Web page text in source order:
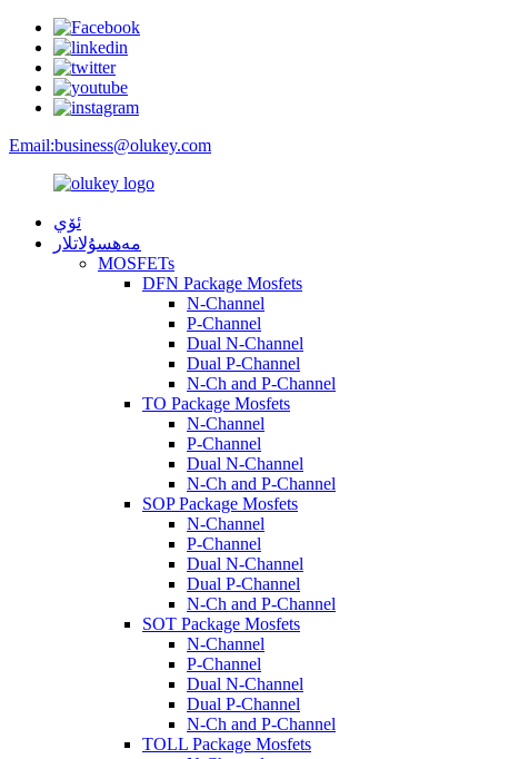
Email:business@olukey.com
ئۆي
مەھسۇلاتلار
MOSFETs
DFN Package Mosfets
N-Channel
P-Channel
Dual N-Channel
Dual P-Channel
N-Ch and P-Channel
TO Package Mosfets
N-Channel
P-Channel
Dual N-Channel
N-Ch and P-Channel
SOP Package Mosfets
N-Channel
P-Channel
Dual N-Channel
Dual P-Channel
N-Ch and P-Channel
SOT Package Mosfets
N-Channel
P-Channel
Dual N-Channel
Dual P-Channel
N-Ch and P-Channel
TOLL Package Mosfets